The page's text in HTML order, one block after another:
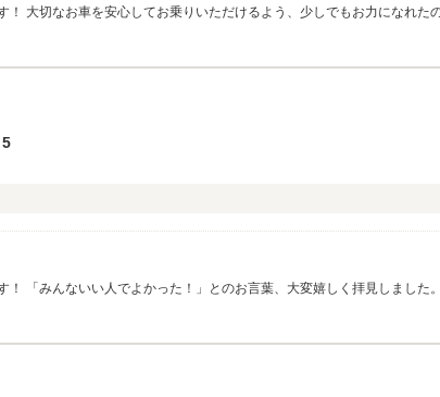
嬉しく
5
でよかった！」とのお言葉、大変嬉しく拝見しました。 お客様に安心してご来店いただけ